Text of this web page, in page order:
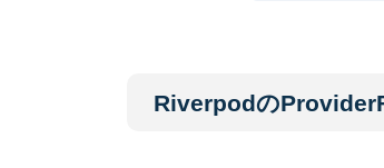
Riverpodの